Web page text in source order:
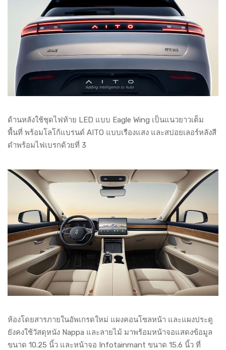
ด้านหลังใช้ชุดไฟท้าย LED แบบ Eagle Wing เป็นแนวยาวเต็ม
พื้นที่ พร้อมโลโก้แบรนด์ AITO แบบเรืองแสง และสปอยเลอร์หลังสี
ดำพร้อมไฟเบรกด้วยที่ 3
ห้องโดยสารภายในอัพเกรดใหม่ แผงคอนโซลหน้า และแผงประตู
ยังคงใช้วัสดุหนัง Nappa และลายไม้ มาพร้อมหน้าจอแสดงข้อมูล
ขนาด 10.25 นิ้ว และหน้าจอ Infotainmant ขนาด 15.6 นิ้ว ที่